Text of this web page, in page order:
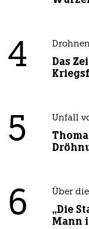
4
Das
5 Unfall
6 Über
„Die
Mann